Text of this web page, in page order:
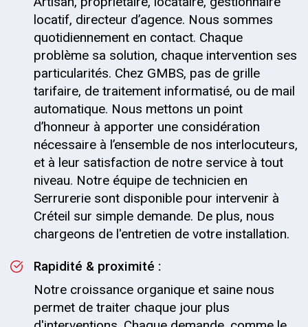
locatif, directeur d’agence. Nous sommes
quotidiennement en contact. Chaque
problème sa solution, chaque intervention ses
particularités. Chez GMBS, pas de grille
tarifaire, de traitement informatisé, ou de mail
automatique. Nous mettons un point
d’honneur à apporter une considération
nécessaire à l’ensemble de nos interlocuteurs,
et à leur satisfaction de notre service à tout
niveau. Notre équipe de technicien en
Serrurerie sont disponible pour intervenir à
Créteil sur simple demande. De plus, nous
chargeons de l'entretien de votre installation.
Rapidité & proximité :
Notre croissance organique et saine nous
permet de traiter chaque jour plus